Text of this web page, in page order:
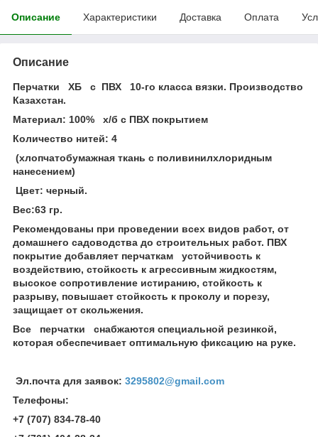
Описание Характеристики Доставка Оплата
Описание
Перчатки ХБ с ПВХ 10-го класса вязки. Производство
Казахстан.
Материал: 100% х/б с ПВХ покрытием
Количество нитей: 4
(хлопчатобумажная ткань с поливинилхлоридным
нанесением)
Цвет: черный.
Вес:63 гр.
Рекомендованы при проведении всех видов работ, от
домашнего садоводства до строительных работ. ПВХ
покрытие добавляет перчаткам устойчивость к
воздействию, стойкость к агрессивным жидкостям,
высокое сопротивление истиранию, стойкость к
разрыву, повышает стойкость к проколу и порезу,
защищает от скольжения.
Все перчатки снабжаются специальной резинкой,
которая обеспечивает оптимальную фиксацию на руке.
Эл.почта для заявок: 3295802@gmail.com
Телефоны:
+7 (707) 834-78-40